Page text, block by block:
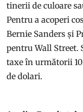
tinerii de culoare
Pentru a acoperi
Bernie Sanders și
pentru Wall Street.
taxe în următorii
de dolari.